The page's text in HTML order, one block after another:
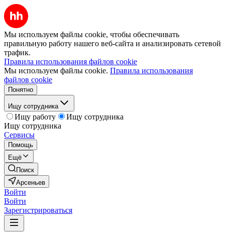
Мы используем файлы cookie, чтобы обеспечивать
правильную работу нашего веб-сайта и анализировать сетевой
трафик.
Правила использования файлов cookie
Мы используем файлы cookie. Правила использования
файлов cookie
Понятно
Ищу сотрудника
Ищу работу
Ищу сотрудника
Ищу сотрудника
Сервисы
Помощь
Ещё
Поиск
Арсеньев
Войти
Войти
Зарегистрироваться